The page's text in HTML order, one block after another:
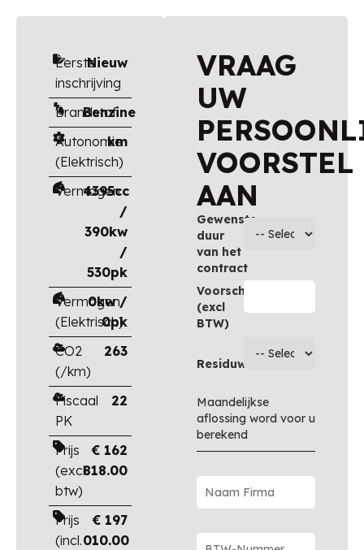
Eerste
inschrijving
Nieuw
Brandstof
Benzine
Autonomie
(Elektrisch)
km
Vermogen
4395cc
/
390kw
/
530pk
Vermogen
(Elektrisch)
0kw /
0pk
CO2
(/km)
263
Fiscaal
PK
22
Prijs
(excl.
btw)
€ 162
818.00
Prijs
(incl.
€ 197
010.00
VRAAG
UW
VOORSTEL
AAN
Gewenste
duur
van het
contract
Voorschot
(excl
BTW)
Residuwaarde
Maandelijkse
aflossing word voor u
berekend